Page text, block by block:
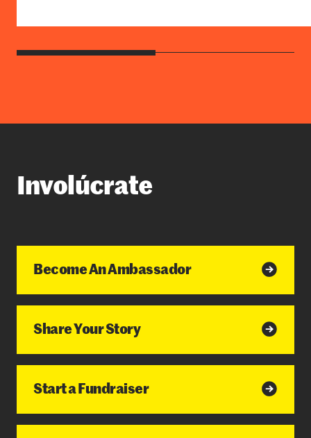
Involúcrate
Become An Ambassador
Share Your Story
Start a Fundraiser